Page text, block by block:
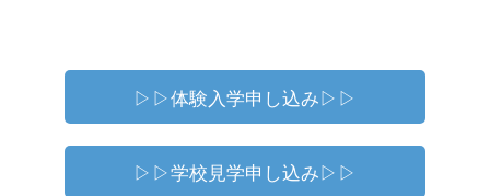
▷▷体験入学申し込み▷▷
▷▷学校見学申し込み▷▷